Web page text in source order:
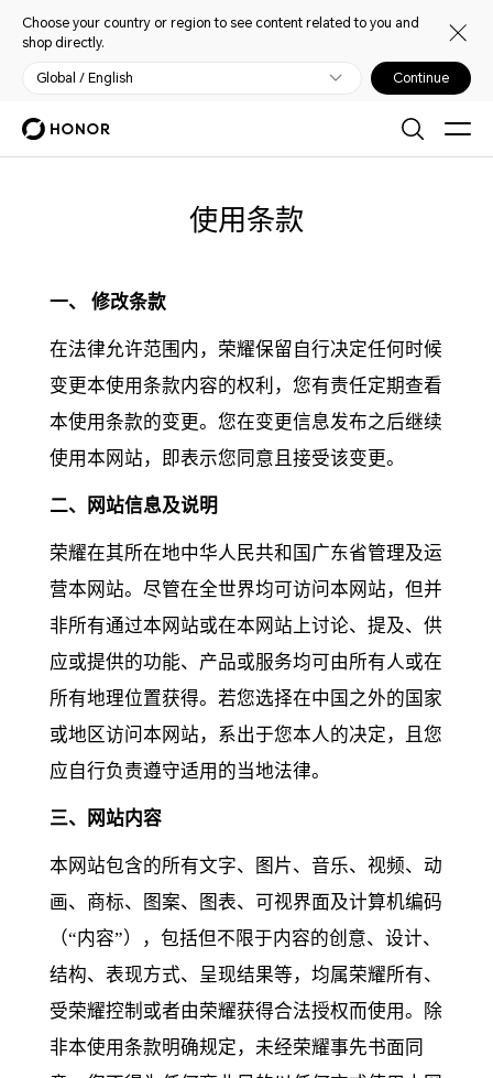
Choose your country or region to see content related to you and
shop directly.
Global / English Continue
使用条款
一、 修改条款
在法律允许范围内，荣耀保留自行决定任何时候
变更本使用条款内容的权利，您有责任定期查看
本使用条款的变更。您在变更信息发布之后继续
使用本网站，即表示您同意且接受该变更。
二、网站信息及说明
荣耀在其所在地中华人民共和国广东省管理及运
营本网站。尽管在全世界均可访问本网站，但并
非所有通过本网站或在本网站上讨论、提及、供
应或提供的功能、产品或服务均可由所有人或在
所有地理位置获得。若您选择在中国之外的国家
或地区访问本网站，系出于您本人的决定，且您
应自行负责遵守适用的当地法律。
三、网站内容
本网站包含的所有文字、图片、音乐、视频、动
画、商标、图案、图表、可视界面及计算机编码
（“内容”），包括但不限于内容的创意、设计、
结构、表现方式、呈现结果等，均属荣耀所有、
受荣耀控制或者由荣耀获得合法授权而使用。除
非本使用条款明确规定，未经荣耀事先书面同